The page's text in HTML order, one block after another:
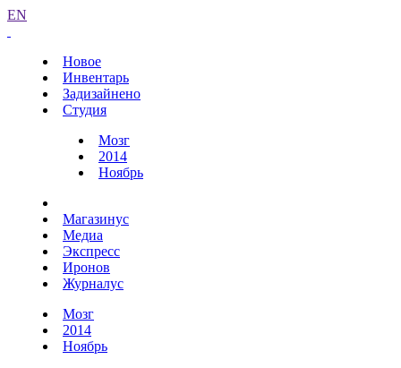
EN
Новое
Инвентарь
Задизайнено
Студия
Мозг
2014
Ноябрь
Магазинус
Медиа
Экспресс
Иронов
Журналус
Мозг
2014
Ноябрь